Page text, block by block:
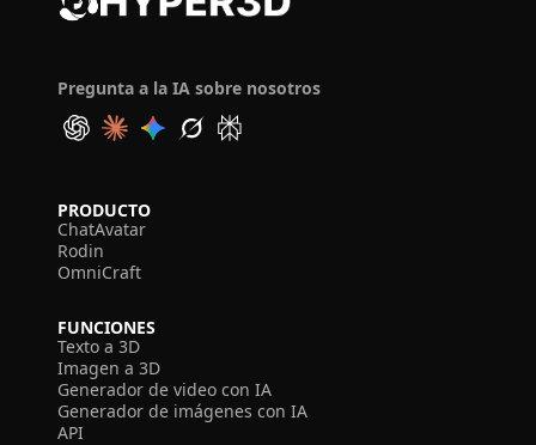
Pregunta a la IA sobre nosotros
PRODUCTO
ChatAvatar
Rodin
OmniCraft
FUNCIONES
Texto a 3D
Imagen a 3D
Generador de video con IA
Generador de imágenes con IA
API